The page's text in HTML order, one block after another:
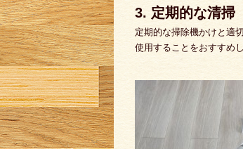
3. 定期的な清掃
定期的な掃除機かけと適
使用することをおすすめし